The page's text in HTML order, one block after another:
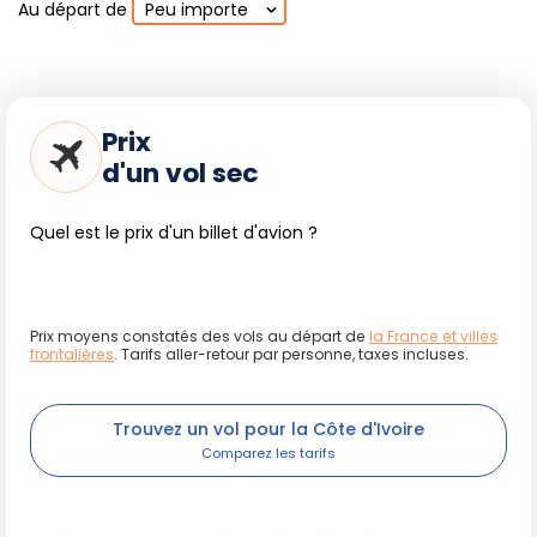
2 semaines :Itinéraire précédent + San-Pédro
approfondie du
randonnée naturaliste), avec une extension possible
vers la région de Man (cascades et montagnes, pour
pour la plongée.
Conseils pratiques et saisonniers
L'accès au sud ivoirien est facilité par l'aéroport
international d'Abidjan. Le bus, les taxis collectifs et les
locations de voiture permettent de rejoindre aisément
Grand-Bassam, Assinie et les stations balnéaires (routes
Au départ de Peu importe
Prix
d'un vol sec
Quel est le prix d'un billet d'avion ?
Prix moyens constatés des vols au départ de la France et villes
frontalières. Tarifs aller-retour par personne, taxes incluses.
Trouvez un vol pour la Côte d'Ivoire